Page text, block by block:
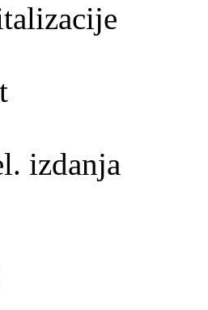
izdanja